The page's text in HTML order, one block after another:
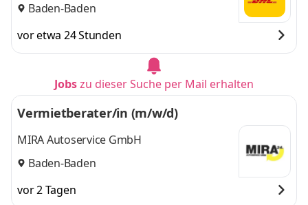
Baden-Baden
vor etwa 24 Stunden
Jobszu dieser Suche per Mail erhalten
Vermietberater/in (m/w/d)
MIRA Autoservice GmbH
Baden-Baden
vor 2 Tagen